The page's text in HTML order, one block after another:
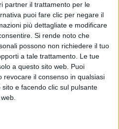
partner il trattamento per le
puoi fare clic per negare il
più dettagliate e modificare
Si rende noto che
possono non richiedere il tuo
a tale trattamento. Le tue
a questo sito web. Puoi
revocare il consenso in qualsiasi
e facendo clic sul pulsante